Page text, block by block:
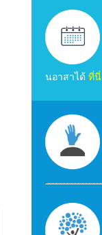
นอาสาได้ ที่นี่